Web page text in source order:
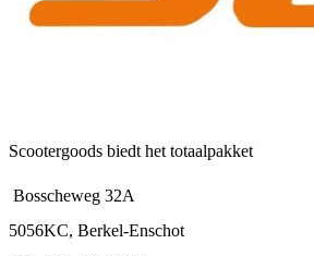
Scootergoods biedt het totaalpakket
Bosscheweg 32A
5056KC, Berkel-Enschot